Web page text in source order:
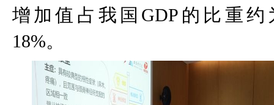
增加值占我国 GDP 的比重约
18%。